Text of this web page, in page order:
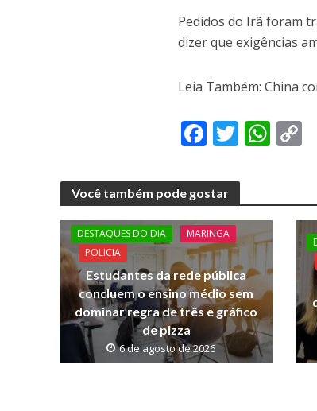
Pedidos do Irã foram
dizer que exigências
Leia Também: China
F
e
b
o
o
k
T
itt
er
W
s
A
p
p
y
k
Você também pode gostar
DESTAQUES DO DIA
MARINGA
POLICIA
Estudantes da rede pública
concluem o ensino médio sem
dominar regra de três e gráfico
de pizza
6 de agosto de 2026